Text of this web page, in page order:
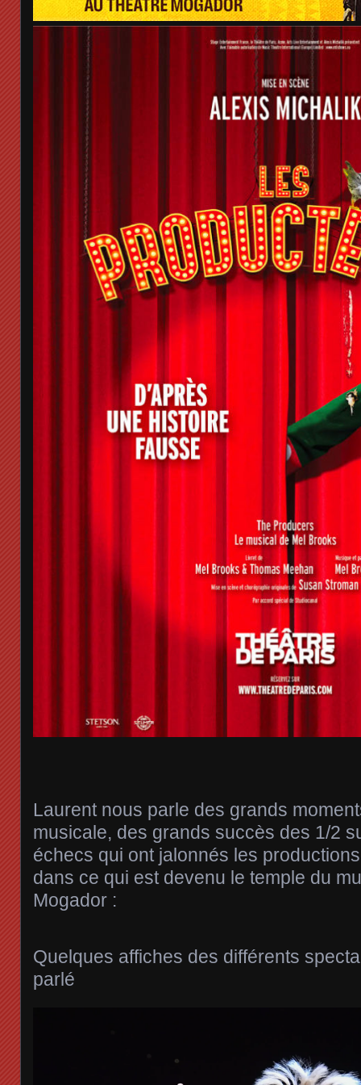
Laurent nous parle des grands
musicale, des grands succès des 1/2
échecs qui ont jalonnés les
dans ce qui est devenu le temple du
Mogador :
Quelques affiches des différents
parlé